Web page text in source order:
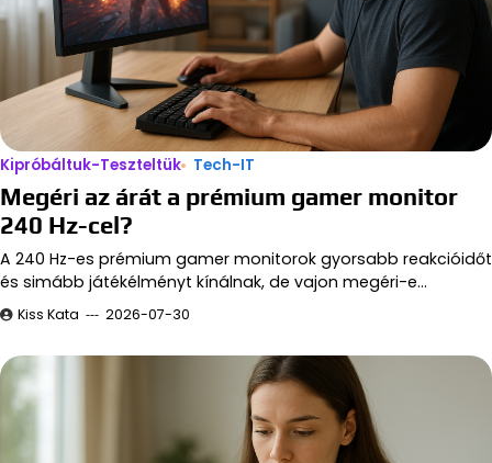
Kipróbáltuk-Teszteltük Tech-IT
Megéri az árát a prémium gamer monitor
240 Hz-cel?
A 240 Hz-es prémium gamer monitorok gyorsabb reakcióidőt
és simább játékélményt kínálnak, de vajon megéri-e…
Kiss Kata 2026-07-30